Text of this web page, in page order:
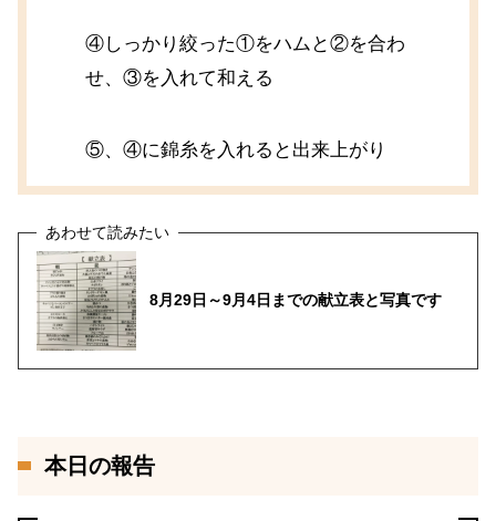
④しっかり絞った①をハムと②を合わ
せ、③を入れて和える
⑤、④に錦糸を入れると出来上がり
8月29日～9月4日までの献立表と写真です
本日の報告